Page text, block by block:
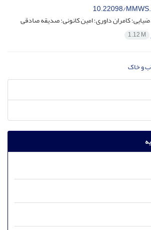
10.22098/
کامران داوری؛ امین کانونی؛ صدیقه صادقی
1.12 M